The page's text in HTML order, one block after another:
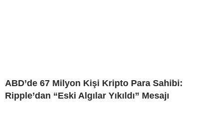
ABD’de 67 Milyon Kişi Kripto Para Sahibi:
Ripple’dan “Eski Algılar Yıkıldı” Mesajı